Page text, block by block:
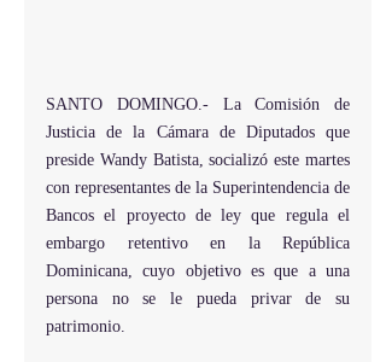
SANTO DOMINGO.- La Comisión de
Justicia de la Cámara de Diputados que
preside Wandy Batista, socializó este martes
con representantes de la Superintendencia de
Bancos el proyecto de ley que regula el
embargo retentivo en la República
Dominicana, cuyo objetivo es que a una
persona no se le pueda privar de su
patrimonio.